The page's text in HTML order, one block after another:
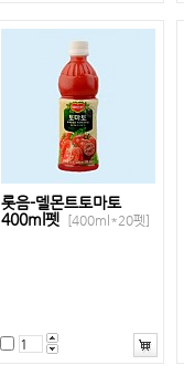
롯음-델몬트토마토
400ml펫
[400ml*20펫]